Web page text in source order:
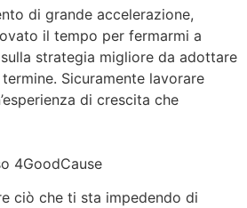
di grande accelerazione,
il tempo per fermarmi a
strategia migliore da adottare
Sicuramente lavorare
di crescita che
4GoodCause
ciò che ti sta impedendo di